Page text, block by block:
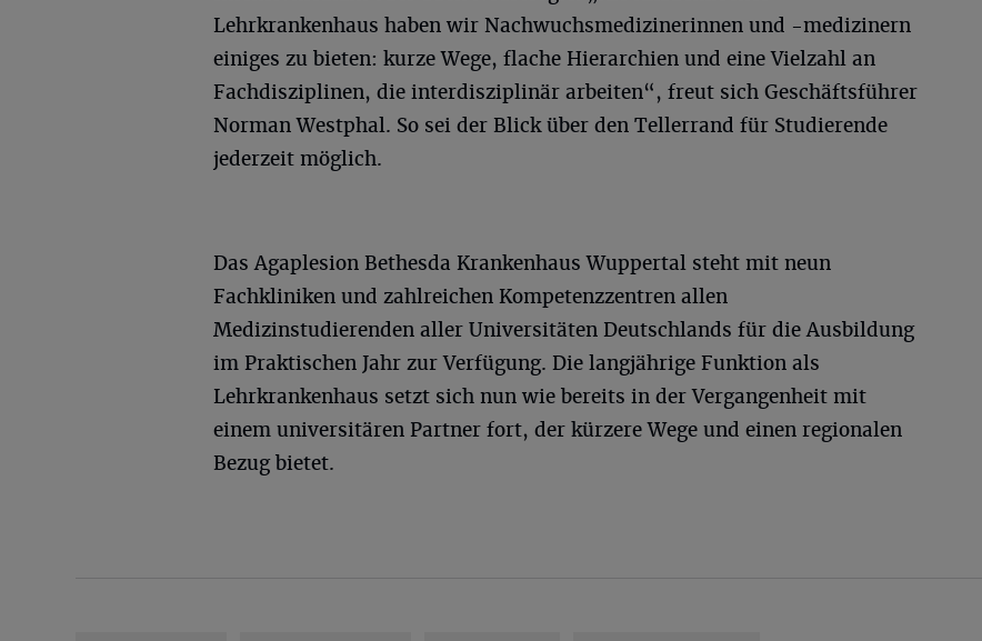
Lehrkrankenhaus haben wir Nachwuchsmedizinerinnen und -medizinern
einiges zu bieten: kurze Wege, flache Hierarchien und eine Vielzahl an
Fachdisziplinen, die interdisziplinär arbeiten“, freut sich Geschäftsführer
Norman Westphal. So sei der Blick über den Tellerrand für Studierende
jederzeit möglich.
Das Agaplesion Bethesda Krankenhaus Wuppertal steht mit neun
Fachkliniken und zahlreichen Kompetenzzentren allen
Medizinstudierenden aller Universitäten Deutschlands für die Ausbildung
im Praktischen Jahr zur Verfügung. Die langjährige Funktion als
Lehrkrankenhaus setzt sich nun wie bereits in der Vergangenheit mit
einem universitären Partner fort, der kürzere Wege und einen regionalen
Bezug bietet.